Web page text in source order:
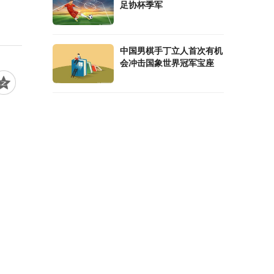
足协杯季军
中国男棋手丁立人首次有机
会冲击国象世界冠军宝座